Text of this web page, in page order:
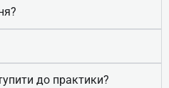
до практики?